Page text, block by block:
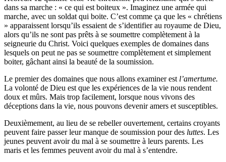
dans sa marche : « ce qui est boiteux ». Imaginez une armée qui
marche, avec un soldat qui boite. C’est comme ça que les « chrétiens
» apparaissent lorsqu’ils essaient de s’identifier au royaume de Dieu,
alors qu’ils ne sont pas prêts à se soumettre complètement à la
seigneurie du Christ. Voici quelques exemples de domaines dans
lesquels on peut ne pas se soumettre complètement et simplement
boiter, gâchant ainsi la beauté de la soumission.
Le premier des domaines que nous allons examiner est l’amertume.
La volonté de Dieu est que les expériences de la vie nous rendent
doux et mûrs. Mais trop facilement, lorsque nous vivons des
déceptions dans la vie, nous pouvons devenir amers et susceptibles.
Deuxièmement, au lieu de se rebeller ouvertement, certains croyants
peuvent faire passer leur manque de soumission pour des luttes. Les
jeunes peuvent avoir du mal à se soumettre à leurs parents. Les
maris et les femmes peuvent avoir du mal à s’entendre.